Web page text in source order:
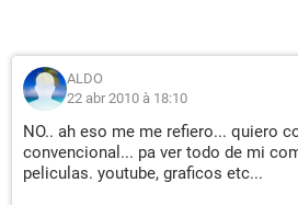
ALDO
22 abr 2010 à 18:10
NO.. ah eso me me refiero... quiero
convencional... pa ver todo de mi
peliculas. youtube, graficos etc...